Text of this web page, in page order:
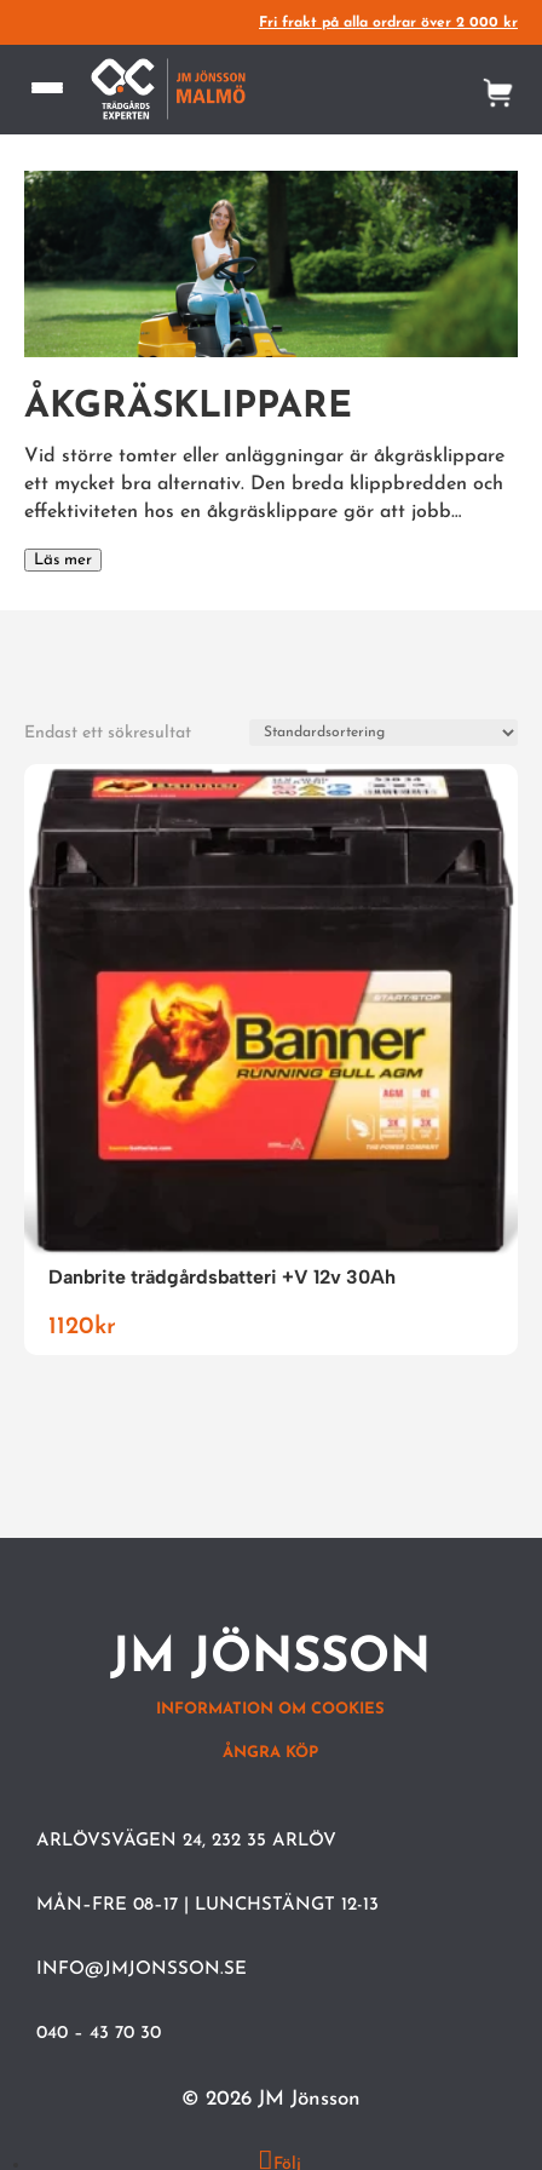
Fri frakt på alla ordrar över 2 000 kr
ÅKGRÄSKLIPPARE
Vid större tomter eller anläggningar är åkgräsklippare
ett mycket bra alternativ. Den breda klippbredden och
effektiviteten hos en åkgräsklippare gör att jobb…
Läs mer
Endast ett sökresultat
Danbrite trädgårdsbatteri +V 12v 30Ah
1120 kr
JM JÖNSSON
INFORMATION OM COOKIES
ÅNGRA KÖP
ARLÖVSVÄGEN 24, 232 35 ARLÖV
MÅN–FRE 08–17 | LUNCHSTÄNGT 12-13
INFO@JMJONSSON.SE
040 – 43 70 30
© 2026 JM Jönsson
Följ